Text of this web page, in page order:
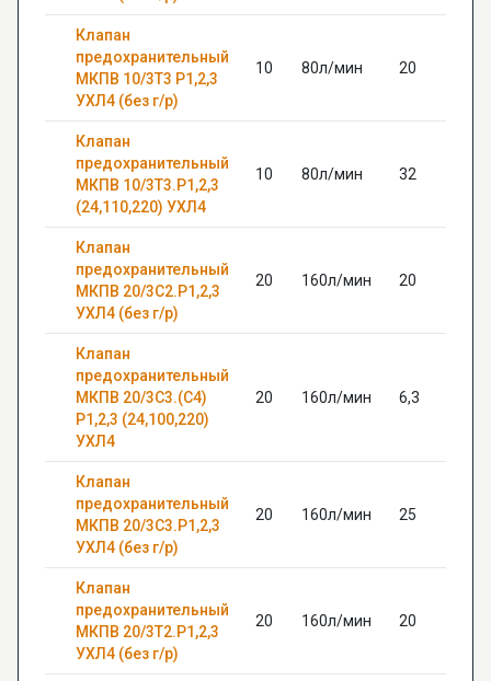
Клапан
предохранительный
МКПВ 10/3Т3 Р1,2,3
УХЛ4 (без г/р)
10 80л/мин 20
Клапан
предохранительный
МКПВ 10/3Т3.Р1,2,3
(24,110,220) УХЛ4
10 80л/мин 32
Клапан
предохранительный
МКПВ 20/3С2.Р1,2,3
УХЛ4 (без г/р)
20 160л/мин 20
Клапан
предохранительный
МКПВ 20/3С3.(С4)
Р1,2,3 (24,100,220)
УХЛ4
20 160л/мин 6,3
Клапан
предохранительный
МКПВ 20/3С3.Р1,2,3
УХЛ4 (без г/р)
20 160л/мин 25
Клапан
предохранительный
МКПВ 20/3Т2.Р1,2,3
УХЛ4 (без г/р)
20 160л/мин 20